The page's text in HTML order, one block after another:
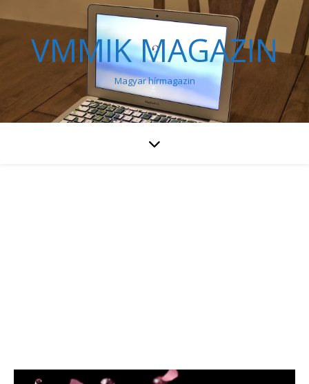
VMMIK MAGAZIN
Magyar hírmagazin